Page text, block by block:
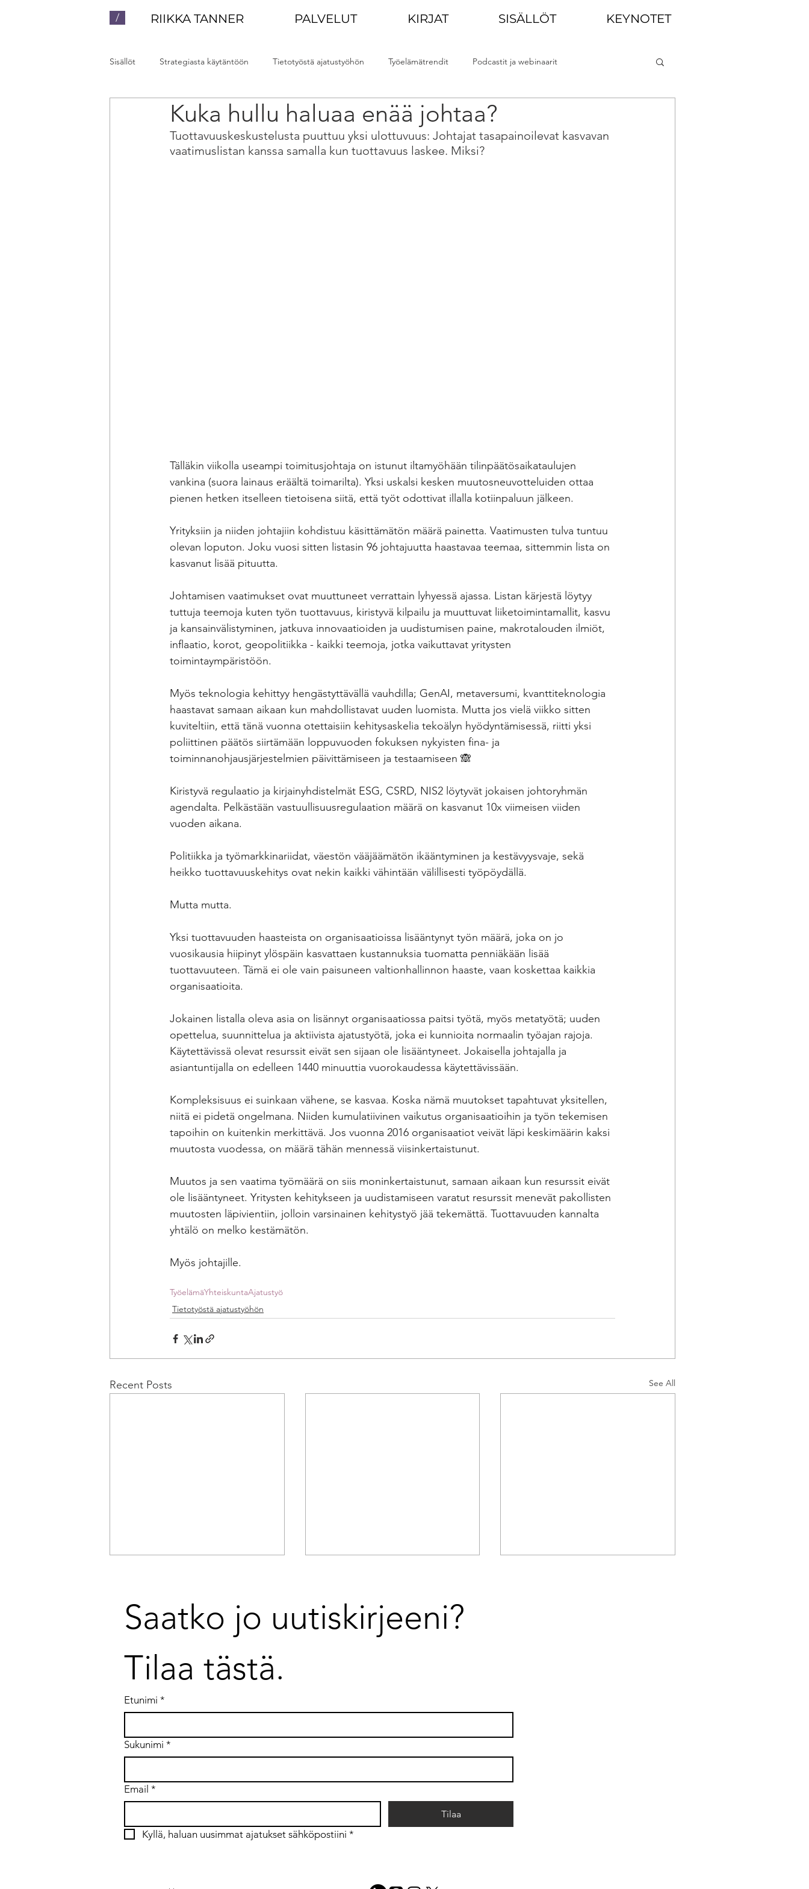
/ RIIKKA TANNER PALVELUT KIRJAT SISÄLLÖT KEYNOTET
Sisällöt Strategiasta käytäntöön Tietotyöstä ajatustyöhön Työelämätrendit Podcastit ja webinaarit
Luennot ja valmennukset Yhteiskunta Muutoskyvykkyys
Kuka hullu haluaa enää johtaa?
Tuottavuuskeskustelusta puuttuu yksi ulottuvuus: Johtajat tasapainoilevat kasvavan
vaatimuslistan kanssa samalla kun tuottavuus laskee. Miksi?
Tälläkin viikolla useampi toimitusjohtaja on istunut iltamyöhään tilinpäätösaikataulujen
vankina (suora lainaus eräältä toimarilta). Yksi uskalsi kesken muutosneuvotteluiden ottaa
pienen hetken itselleen tietoisena siitä, että työt odottivat illalla kotiinpaluun jälkeen.
Yrityksiin ja niiden johtajiin kohdistuu käsittämätön määrä painetta. Vaatimusten tulva tuntuu
olevan loputon. Joku vuosi sitten listasin 96 johtajuutta haastavaa teemaa, sittemmin lista on
kasvanut lisää pituutta.
Johtamisen vaatimukset ovat muuttuneet verrattain lyhyessä ajassa. Listan kärjestä löytyy
tuttuja teemoja kuten työn tuottavuus, kiristyvä kilpailu ja muuttuvat liiketoimintamallit, kasvu
ja kansainvälistyminen, jatkuva innovaatioiden ja uudistumisen paine, makrotalouden ilmiöt,
inflaatio, korot, geopolitiikka - kaikki teemoja, jotka vaikuttavat yritysten
toimintaympäristöön.
Myös teknologia kehittyy hengästyttävällä vauhdilla; GenAI, metaversumi, kvanttiteknologia
haastavat samaan aikaan kun mahdollistavat uuden luomista. Mutta jos vielä viikko sitten
kuviteltiin, että tänä vuonna otettaisiin kehitysaskelia tekoälyn hyödyntämisessä, riitti yksi
poliittinen päätös siirtämään loppuvuoden fokuksen nykyisten fina- ja
toiminnanohjausjärjestelmien päivittämiseen ja testaamiseen 🙈
Kiristyvä regulaatio ja kirjainyhdistelmät ESG, CSRD, NIS2 löytyvät jokaisen johtoryhmän
agendalta. Pelkästään vastuullisuusregulaation määrä on kasvanut 10x viimeisen viiden
vuoden aikana.
Politiikka ja työmarkkinariidat, väestön vääjäämätön ikääntyminen ja kestävyysvaje, sekä
heikko tuottavuuskehitys ovat nekin kaikki vähintään välillisesti työpöydällä.
Mutta mutta.
Yksi tuottavuuden haasteista on organisaatioissa lisääntynyt työn määrä, joka on jo
vuosikausia hiipinyt ylöspäin kasvattaen kustannuksia tuomatta penniäkään lisää
tuottavuuteen. Tämä ei ole vain paisuneen valtionhallinnon haaste, vaan koskettaa kaikkia
organisaatioita.
Jokainen listalla oleva asia on lisännyt organisaatiossa paitsi työtä, myös metatyötä; uuden
opettelua, suunnittelua ja aktiivista ajatustyötä, joka ei kunnioita normaalin työajan rajoja.
Käytettävissä olevat resurssit eivät sen sijaan ole lisääntyneet. Jokaisella johtajalla ja
asiantuntijalla on edelleen 1440 minuuttia vuorokaudessa käytettävissään.
Kompleksisuus ei suinkaan vähene, se kasvaa. Koska nämä muutokset tapahtuvat yksitellen,
niitä ei pidetä ongelmana. Niiden kumulatiivinen vaikutus organisaatioihin ja työn tekemisen
tapoihin on kuitenkin merkittävä. Jos vuonna 2016 organisaatiot veivät läpi keskimäärin kaksi
muutosta vuodessa, on määrä tähän mennessä viisinkertaistunut.
Muutos ja sen vaatima työmäärä on siis moninkertaistunut, samaan aikaan kun resurssit eivät
ole lisääntyneet. Yritysten kehitykseen ja uudistamiseen varatut resurssit menevät pakollisten
muutosten läpivientiin, jolloin varsinainen kehitystyö jää tekemättä. Tuottavuuden kannalta
yhtälö on melko kestämätön.
Myös johtajille.
TyöelämäYhteiskuntaAjatustyö
Tietotyöstä ajatustyöhön
Recent Posts See All
Työelämän murros: mitä
ratkaisemassa?
Saatko jo uutiskirjeeni?
Tilaa tästä.
Etunimi *
Sukunimi *
Email *
Tilaa
Kyllä, haluan uusimmat ajatukset sähköpostiini *